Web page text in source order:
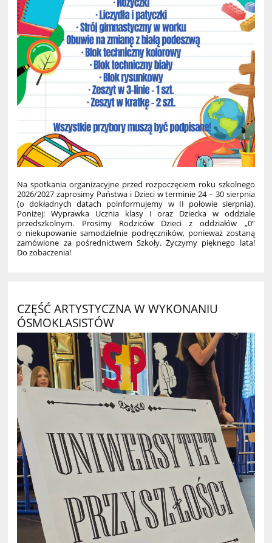
Na spotkania organizacyjne przed rozpoczęciem roku szkolnego
2026/2027 zaprosimy Państwa i Dzieci w terminie 24 – 30 sierpnia
(o dokładnych datach poinformujemy w II połowie sierpnia).
Poniżej: Wyprawka Ucznia klasy I oraz Dziecka w oddziale
przedszkolnym. Prosimy Rodziców Dzieci z oddziałów „0”
o niekupowanie samodzielnie podręczników, ponieważ zostaną
zamówione za pośrednictwem Szkoły. Życzymy pięknego lata!
Do zobaczenia!
CZĘŚĆ ARTYSTYCZNA W WYKONANIU
ÓSMOKLASISTÓW